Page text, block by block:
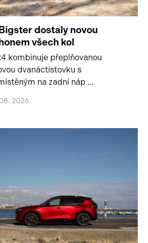
dostaly novou
všech kol
kombinuje přeplňovanou
dvanáctistovku s
na zadní náp ...
2026